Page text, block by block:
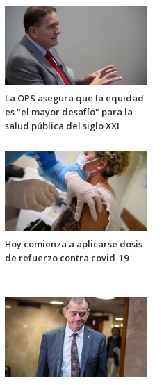
La OPS asegura que la equidad
es "el mayor desafío" para la
salud pública del siglo XXI
Hoy comienza a aplicarse dosis
de refuerzo contra covid-19